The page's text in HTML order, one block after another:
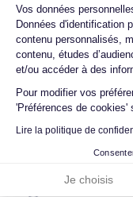
Vos données
Données d'identification
contenu personnalisés,
contenu, études
et/ou accéder à des
Pour modifier vos
'Préférences de cookies'
Lire la politique de
Je choisis
Ambroise V.
10/07/26
Franchement super
chez eux et rien à